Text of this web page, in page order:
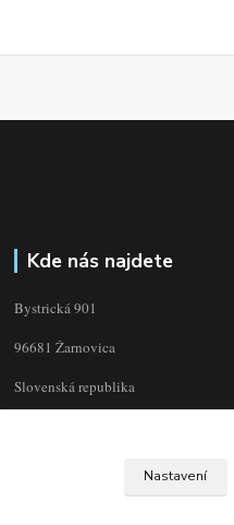
Kde nás najdete
Bystrická 901
96681 Žarnovica
Slovenská republika
Nastavení